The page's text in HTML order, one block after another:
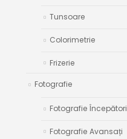
Tunsoare
Colorimetrie
Frizerie
Fotografie
Fotografie Începători
Fotografie Avansați